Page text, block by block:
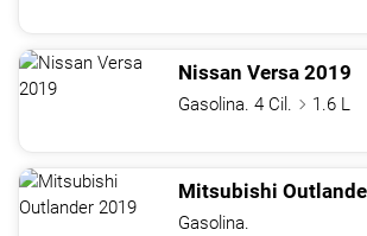
Nissan Versa 2019
Gasolina. 4 Cil.
1.6 L
Mitsubishi
Gasolina.